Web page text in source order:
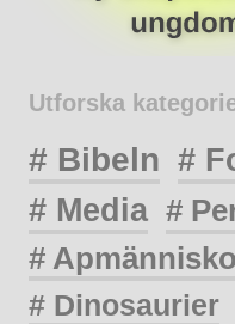
Utforska
# Bibeln #
# Media #
#
# Dinosaurier